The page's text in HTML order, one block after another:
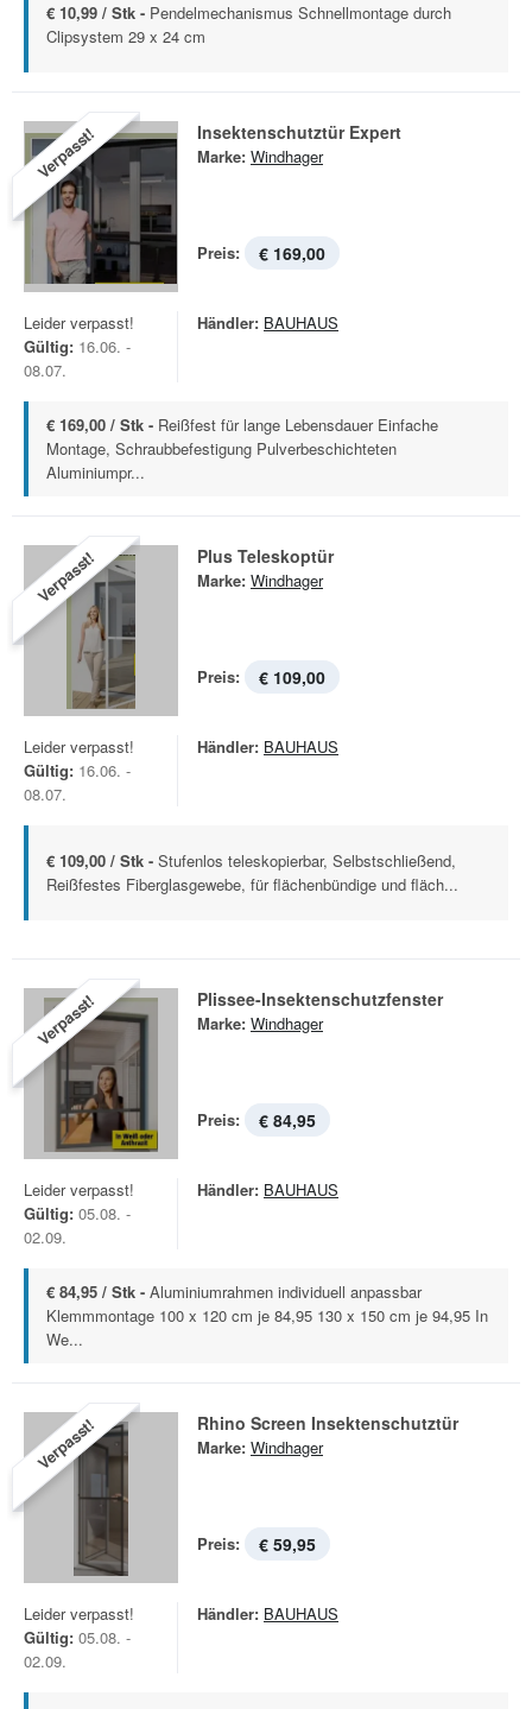
€ 10,99 / Stk - Pendelmechanismus Schnellmontage durch
Clipsystem 29 x 24 cm
Verpasst! Insektenschutztür Expert
Marke: Windhager
Preis: € 169,00
Leider verpasst!
Gültig: 16.06. -
08.07.
Händler: BAUHAUS
€ 169,00 / Stk - Reißfest für lange Lebensdauer Einfache
Montage, Schraubbefestigung Pulverbeschichteten
Aluminiumpr...
Verpasst! Plus Teleskoptür
Marke: Windhager
Preis: € 109,00
Leider verpasst!
Gültig: 16.06. -
08.07.
Händler: BAUHAUS
€ 109,00 / Stk - Stufenlos teleskopierbar, Selbstschließend,
Reißfestes Fiberglasgewebe, für flächenbündige und fläch...
Verpasst! Plissee-Insektenschutzfenster
Marke: Windhager
Preis: € 84,95
Leider verpasst!
Gültig: 05.08. -
02.09.
Händler: BAUHAUS
€ 84,95 / Stk - Aluminiumrahmen individuell anpassbar
Klemmmontage 100 x 120 cm je 84,95 130 x 150 cm je 94,95 In
We...
Verpasst! Rhino Screen Insektenschutztür
Marke: Windhager
Preis: € 59,95
Leider verpasst!
Gültig: 05.08. -
02.09.
Händler: BAUHAUS